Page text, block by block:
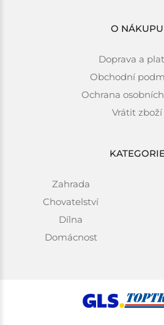
O NÁKUPU
Doprava a
Obchodní
Ochrana
Vrátit zboží
Zahrada
Chovatelství
Dílna
Domácnost